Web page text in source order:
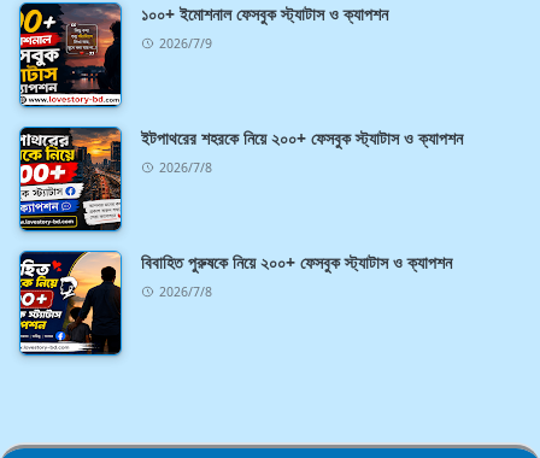
১০০+ ইমোশনাল ফেসবুক স্ট্যাটাস ও ক্যাপশন
2026/7/9
ইটপাথরের শহরকে নিয়ে ২০০+ ফেসবুক স্ট্যাটাস ও ক্যাপশন
2026/7/8
বিবাহিত পুরুষকে নিয়ে ২০০+ ফেসবুক স্ট্যাটাস ও ক্যাপশন
2026/7/8